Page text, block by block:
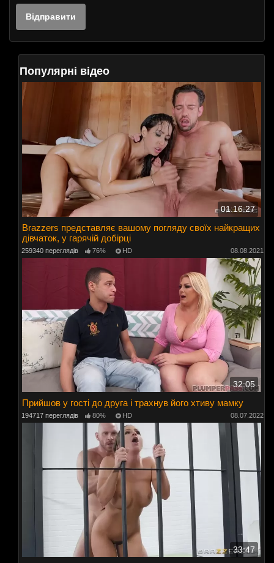
Популярні відео
01:16:27
Brazzers представляє вашому погляду своїх найкращих
дівчаток, у гарячій добірці
259340 переглядів 76% HD 08.08.2021
32:05
Прийшов у гості до друга і трахнув його хтиву мамку
194717 переглядів 80% HD 08.07.2022
33:47